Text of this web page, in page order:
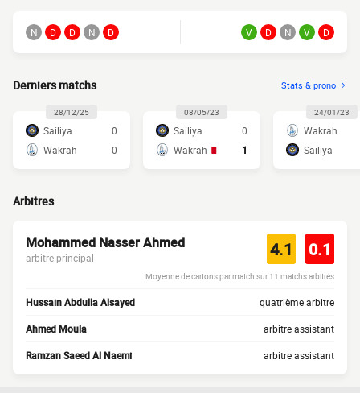
N D D N D V D N V D
Derniers matchs Stats & prono
28/12/25
Sailiya
0
Wakrah
0
08/05/23
Sailiya
0
Wakrah
1
24/01/23
Wakrah
Sailiya
Arbitres
Mohammed Nasser Ahmed
arbitre principal 4.1 0.1
Moyenne de cartons par match sur 11 matchs arbitrés
Hussain Abdulla Alsayed quatrième arbitre
Ahmed Moula arbitre assistant
Ramzan Saeed Al Naemi arbitre assistant